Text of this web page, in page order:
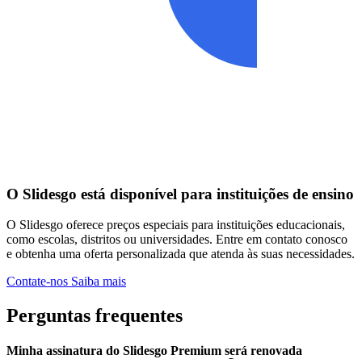
O Slidesgo está disponível para instituições de ensino
O Slidesgo oferece preços especiais para instituições educacionais,
como escolas, distritos ou universidades. Entre em contato conosco
e obtenha uma oferta personalizada que atenda às suas necessidades.
Contate-nos Saiba mais
Perguntas frequentes
Minha assinatura do Slidesgo Premium será renovada